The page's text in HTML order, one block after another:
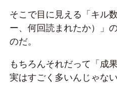
そこで目に見える「キル
ー、何回読まれたか）」
のだ。
もちろんそれだって「成
実はすごく多いんじゃない